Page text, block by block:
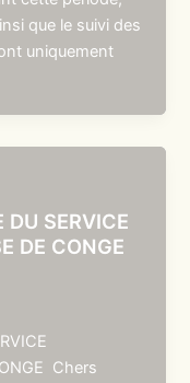
que le suivi des
uniquement
DU SERVICE
DE CONGE
Chers